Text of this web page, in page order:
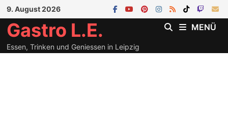
Zum
Inhalt
springen
9. August 2026
Gastro L.E.
Essen, Trinken und Geniessen in Leipzig
MENÜ